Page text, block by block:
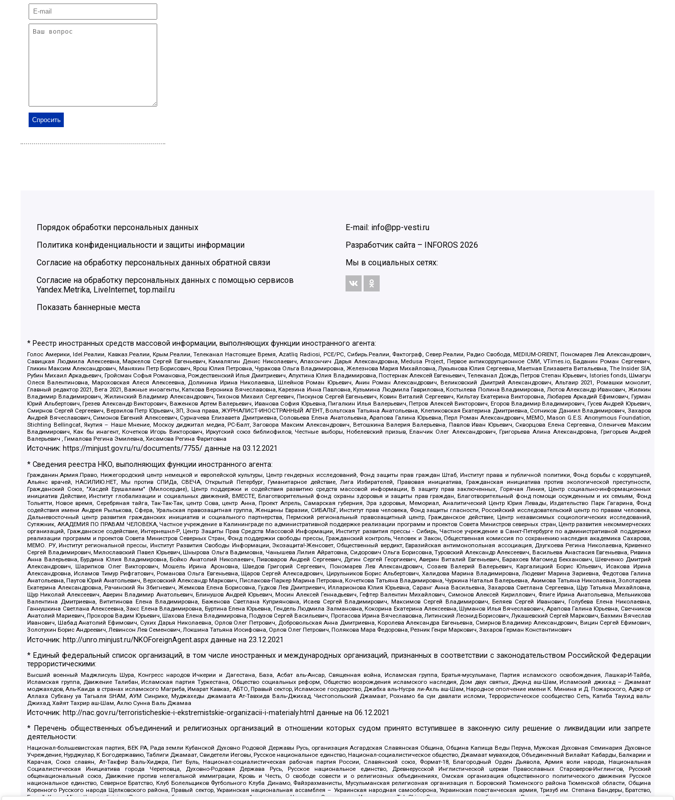
Порядок обработки персональных данных
Политика конфиденциальности и защиты информации
Согласие на обработку персональных данных обратной связи
Согласие на обработку персональных данных с помощью сервисов
Yandex.Metrika, LiveInternet, top.mail.ru
Показать баннерные места
E-mail: info@pp-vesti.ru
Разработчик сайта –
INFOROS 2026
Мы в социальных сетях:
* Реестр иностранных средств массовой информации, выполняющих функции иностранного агента:
Голос Америки, Idel.Реалии, Кавказ.Реалии, Крым.Реалии, Телеканал Настоящее Время, Azatliq Radiosi, PCE/PC, Сибирь.Реалии, Фактограф, Север.Реалии, Радио Свобода, MEDIUM-ORIENT, Пономарев Лев Александрович,
Савицкая Людмила Алексеевна, Маркелов Сергей Евгеньевич, Камалягин Денис Николаевич, Апахончич Дарья Александровна, Medusa Project, Первое антикоррупционное СМИ, VTimes.io, Баданин Роман Сергеевич,
Гликин Максим Александрович, Маняхин Петр Борисович, Ярош Юлия Петровна, Чуракова Ольга Владимировна, Железнова Мария Михайловна, Лукьянова Юлия Сергеевна, Маетная Елизавета Витальевна, The Insider SIA,
Рубин Михаил Аркадьевич, Гройсман Софья Романовна, Рождественский Илья Дмитриевич, Апухтина Юлия Владимировна, Постернак Алексей Евгеньевич, Телеканал Дождь, Петров Степан Юрьевич, Istories fonds, Шмагун
Олеся Валентиновна, Мароховская Алеся Алексеевна, Долинина Ирина Николаевна, Шлейнов Роман Юрьевич, Анин Роман Александрович, Великовский Дмитрий Александрович, Альтаир 2021, Ромашки монолит,
Главный редактор 2021, Вега 2021, Важные иноагенты, Каткова Вероника Вячеславовна, Карезина Инна Павловна, Кузьмина Людмила Гавриловна, Костылева Полина Владимировна, Лютов Александр Иванович, Жилкин
Владимир Владимирович, Жилинский Владимир Александрович, Тихонов Михаил Сергеевич, Пискунов Сергей Евгеньевич, Ковин Виталий Сергеевич, Кильтау Екатерина Викторовна, Любарев Аркадий Ефимович, Гурман
Юрий Альбертович, Грезев Александр Викторович, Важенков Артем Валерьевич, Иванова София Юрьевна, Пигалкин Илья Валерьевич, Петров Алексей Викторович, Егоров Владимир Владимирович, Гусев Андрей Юрьевич,
Смирнов Сергей Сергеевич, Верзилов Петр Юрьевич, ЗП, Зона права, ЖУРНАЛИСТ-ИНОСТРАННЫЙ АГЕНТ, Вольтская Татьяна Анатольевна, Клепиковская Екатерина Дмитриевна, Сотников Даниил Владимирович, Захаров
Андрей Вячеславович, Симонов Евгений Алексеевич, Сурначева Елизавета Дмитриевна, Соловьева Елена Анатольевна, Арапова Галина Юрьевна, Перл Роман Александрович, МЕМО, Mason G.E.S. Anonymous Foundation,
Stichting Bellingcat, Якутия – Наше Мнение, Москоу диджитал медиа, РС-Балт, Заговора Максим Александрович, Ветошкина Валерия Валерьевна, Павлов Иван Юрьевич, Скворцова Елена Сергеевна, Оленичев Максим
Владимирович, Как бы инагент, Кочетков Игорь Викторович, Иркутский союз библиофилов, Честные выборы, Нобелевский призыв, Еланчик Олег Александрович, Григорьева Алина Александровна, Григорьев Андрей
Валерьевич , Гималова Регина Эмилевна, Хисамова Регина Фаритовна
Источник: https://minjust.gov.ru/ru/documents/7755/ данные на03.12.2021
* Сведения реестра НКО, выполняющих функции иностранного агента:
Гражданин.Армия.Право, Нижегородский центр немецкой и европейской культуры, Центр гендерных исследований, Фонд защиты прав граждан Штаб, Институт права и публичной политики, Фонд борьбы с коррупцией,
Альянс врачей, НАСИЛИЮ.НЕТ, Мы против СПИДа, СВЕЧА, Открытый Петербург, Гуманитарное действие, Лига Избирателей, Правовая инициатива, Гражданская инициатива против экологической преступности,
Гражданский Союз, "Хасдей Ерушалаим" (Милосердие), Центр поддержки и содействия развитию средств массовой информации, В защиту прав заключенных, Горячая Линия, Центр социально-информационных
инициатив Действие, Институт глобализации и социальных движений, ВМЕСТЕ, Благотворительный фонд охраны здоровья и защиты прав граждан, Благотворительный фонд помощи осужденным и их семьям, Фонд
Тольятти, Новое время, Серебряная тайга, Так-Так-Так, центр Сова, центр Анна, Проект Апрель, Самарская губерния, Эра здоровья, Мемориал, Аналитический Центр Юрия Левады, Издательство Парк Гагарина, Фонд
содействия имени Андрея Рылькова, Сфера, Уральская правозащитная группа, Женщины Евразии, СИБАЛЬТ, Институт прав человека, Фонд защиты гласности, Российский исследовательский центр по правам человека,
Дальневосточный центр развития гражданских инициатив и социального партнерства, Пермский региональный правозащитный центр, Гражданское действие, Центр независимых социологических исследований,
Сутяжник, АКАДЕМИЯ ПО ПРАВАМ ЧЕЛОВЕКА, Частное учреждение в Калининграде по административной поддержке реализации программ и проектов Совета Министров северных стран, Центр развития некоммерческих
организаций, Гражданское содействие, Интернешнл-Р, Центр Защиты Прав Средств Массовой Информации, Институт развития прессы - Сибирь, Частное учреждение в Санкт-Петербурге по административной поддержке
реализации программ и проектов Совета Министров Северных Стран, Фонд поддержки свободы прессы, Гражданский контроль, Человек и Закон, Общественная комиссия по сохранению наследия академика Сахарова,
МЕМО. РУ, Институт региональной прессы, Институт Развития Свободы Информации, Экозащита!-Женсовет, Общественный вердикт, Евразийская антимонопольная ассоциация, Дзугкоева Регина Николаевна, Кривенко
Сергей Владимирович, Милославский Павел Юрьевич, Шнырова Ольга Вадимовна, Чанышева Лилия Айратовна, Сидорович Ольга Борисовна, Туровский Александр Алексеевич, Васильева Анастасия Евгеньевна, Ривина
Анна Валерьевна, Бурдина Юлия Владимировна, Бойко Анатолий Николаевич, Пивоваров Андрей Сергеевич, Дугин Сергей Георгиевич, Аверин Виталий Евгеньевич, Барахоев Магомед Бекханович, Шевченко Дмитрий
Александрович, Шарипков Олег Викторович, Мошель Ирина Ароновна, Шведов Григорий Сергеевич, Пономарев Лев Александрович, Созаев Валерий Валерьевич, Каргалицкий Борис Юльевич, Исакова Ирина
Александровна, Исламов Тимур Рифгатович, Романова Ольга Евгеньевна, Щаров Сергей Алексадрович, Цирульников Борис Альбертович, Халидова Марина Владимировна, Людевиг Марина Зариевна, Федотова Галина
Анатольевна, Паутов Юрий Анатольевич, Верховский Александр Маркович, Пислакова-Паркер Марина Петровна, Кочеткова Татьяна Владимировна, Чуркина Наталья Валерьевна, Акимова Татьяна Николаевна, Золотарева
Екатерина Александровна, Рачинский Ян Збигневич, Жемкова Елена Борисовна, Гудков Лев Дмитриевич, Илларионова Юлия Юрьевна, Саранг Анна Васильевна, Захарова Светлана Сергеевна, Щур Татьяна Михайловна,
Щур Николай Алексеевич, Аверин Владимир Анатольевич, Блинушов Андрей Юрьевич, Мосин Алексей Геннадьевич, Гефтер Валентин Михайлович, Симонов Алексей Кириллович, Флиге Ирина Анатольевна, Мельникова
Валентина Дмитриевна, Вититинова Елена Владимировна, Баженова Светлана Куприяновна, Исаев Сергей Владимирович, Максимов Сергей Владимирович, Беляев Сергей Иванович, Голубева Елена Николаевна,
Ганнушкина Светлана Алексеевна, Закс Елена Владимировна, Буртина Елена Юрьевна, Гендель Людмила Залмановна, Кокорина Екатерина Алексеевна, Шуманов Илья Вячеславович, Арапова Галина Юрьевна, Свечников
Анатолий Мариевич, Прохоров Вадим Юрьевич, Шахова Елена Владимировна, Подузов Сергей Васильевич, Протасова Ирина Вячеславовна, Литинский Леонид Борисович, Лукашевский Сергей Маркович, Бахмин Вячеслав
Иванович, Шабад Анатолий Ефимович, Сухих Дарья Николаевна, Орлов Олег Петрович, Добровольская Анна Дмитриевна, Королева Александра Евгеньевна, Смирнов Владимир Александрович, Вицин Сергей Ефимович,
Золотухин Борис Андреевич, Левинсон Лев Семенович, Локшина Татьяна Иосифовна, Орлов Олег Петрович, Полякова Мара Федоровна, Резник Генри Маркович, Захаров Герман Константинович
Источник: http://unro.minjust.ru/NKOForeignAgent.aspx данные на23.12.2021
* Единый федеральный список организаций, в том числе иностранных и международных организаций, признанных в соответствии с законодательством Российской Федерации
террористическими:
Высший военный Маджлисуль Шура, Конгресс народов Ичкерии и Дагестана, База, Асбат аль-Ансар, Священная война, Исламская группа, Братья-мусульмане, Партия исламского освобождения, Лашкар-И-Тайба,
Исламская группа, Движение Талибан, Исламская партия Туркестана, Общество социальных реформ, Общество возрождения исламского наследия, Дом двух святых, Джунд аш-Шам, Исламский джихад – Джамаат
моджахедов, Аль-Каида в странах исламского Магриба, Имарат Кавказ, АБТО, Правый сектор, Исламское государство, Джабха аль-Нусра ли-Ахль аш-Шам, Народное ополчение имени К. Минина и Д. Пожарского, Аджр от
Аллаха Субхану уа Тагьаля SHAM, АУМ Синрике, Муджахеды джамаата Ат-Тавхида Валь-Джихад, Чистопольский Джамаат, Рохнамо ба суи давлати исломи, Террористическое сообщество Сеть, Катиба Таухид валь-
Джихад, Хайят Тахрир аш-Шам, Ахлю Сунна Валь Джамаа
Источник: http://nac.gov.ru/terroristicheskie-i-ekstremistskie-organizacii-i-materialy.html данные на06.12.2021
* Перечень общественных объединений и религиозных организаций в отношении которых судом принято вступившее в законную силу решение о ликвидации или запрете
деятельности:
Национал-большевистская партия, ВЕК РА, Рада земли Кубанской Духовно Родовой Державы Русь, организация Асгардская Славянская Община, Община Капища Веды Перуна, Мужская Духовная Семинария Духовное
Учреждение, Нурджулар, К Богодержавию, Таблиги Джамаат, Свидетели Иеговы, Русское национальное единство, Национал-социалистическое общество, Джамаат мувахидов, Объединенный Вилайат Кабарды, Балкарии и
Карачая, Союз славян, Ат-Такфир Валь-Хиджра, Пит Буль, Национал-социалистическая рабочая партия России, Славянский союз, Формат-18, Благородный Орден Дьявола, Армия воли народа, Национальная
Социалистическая Инициатива города Череповца, Духовно-Родовая Держава Русь, Русское национальное единство, Древнерусской Инглистической церкви Православных Староверов-Инглингов, Русский
общенациональный союз, Движение против нелегальной иммиграции, Кровь и Честь, О свободе совести и о религиозных объединениях, Омская организация общественного политического движения Русское
национальное единство, Северное Братство, Клуб Болельщиков Футбольного Клуба Динамо, Файзрахманисты, Мусульманская религиозная организация п. Боровский Тюменского района Тюменской области, Община
Коренного Русского народа Щелковского района, Правый сектор, Украинская национальная ассамблея – Украинская народная самооборона, Украинская повстанческая армия, Тризуб им. Степана Бандеры, Братство,
Белый Крест, Misanthropic division, Религиозное объединение последователей инглиизма, Народная Социальная Инициатива, TulaSkins, Этнополитическое объединение Русские, Русское национальное объединение